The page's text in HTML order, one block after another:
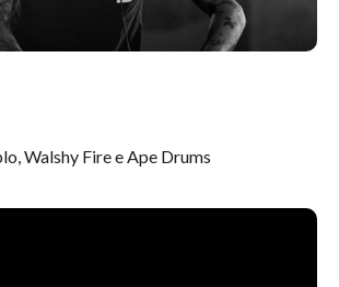
Walshy Fire e Ape Drums